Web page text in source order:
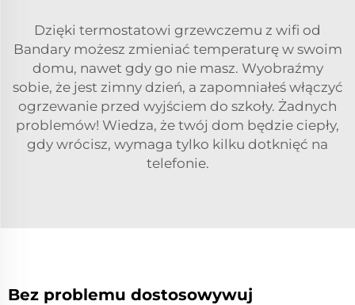
Dzięki termostatowi grzewczemu z wifi od
Bandary możesz zmieniać temperaturę w swoim
domu, nawet gdy go nie masz. Wyobraźmy
sobie, że jest zimny dzień, a zapomniałeś włączyć
ogrzewanie przed wyjściem do szkoły. Żadnych
problemów! Wiedza, że twój dom będzie ciepły,
gdy wrócisz, wymaga tylko kilku dotknięć na
telefonie.
Bez problemu dostosowywuj